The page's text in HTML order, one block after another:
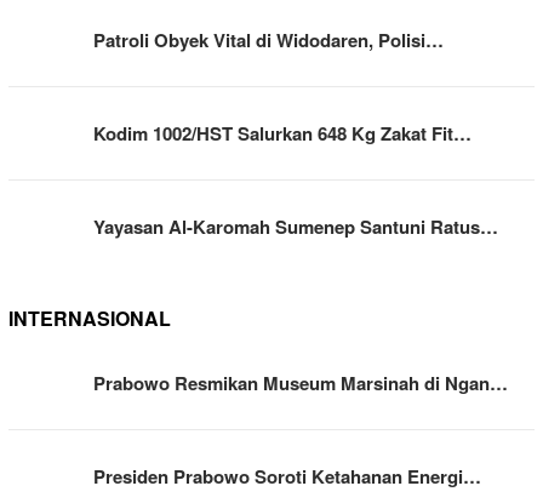
Patroli Obyek Vital di Widodaren, Polisi…
Kodim 1002/HST Salurkan 648 Kg Zakat Fit…
Yayasan Al-Karomah Sumenep Santuni Ratus…
INTERNASIONAL
Prabowo Resmikan Museum Marsinah di Ngan…
Presiden Prabowo Soroti Ketahanan Energi…